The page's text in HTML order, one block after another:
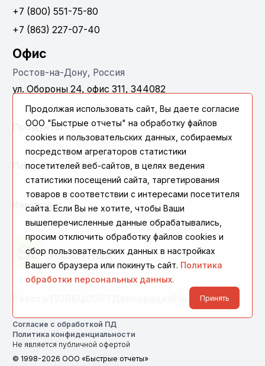
+7 (800) 551-75-80
+7 (863) 227-07-40
Офис
Ростов-на-Дону, Россия
ул. Обороны 24, офис 311, 344082
Продукты
Поддержка
Компания
Реквизиты
Согласие с обработкой ПД
Политика конфиденциальности
Не является публичной офертой
© 1998-2026 ООО «Быстрые отчеты»
Продолжая использовать сайт, Вы даете согласие
ООО "Быстрые отчеты" на обработку файлов
cookies и пользовательских данных, собираемых
посредством агрегаторов статистики
посетителей веб-сайтов, в целях ведения
статистики посещений сайта, таргетирования
товаров в соответствии с интересами посетителя
сайта. Если Вы не хотите, чтобы Ваши
вышеперечисленные данные обрабатывались,
просим отключить обработку файлов cookies и
сбор пользовательских данных в настройках
Вашего браузера или покинуть сайт. Политика
обработки персональных данных.
Принять